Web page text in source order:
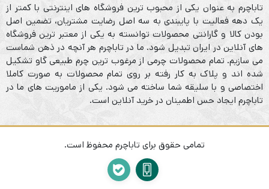
تاباچرم به عنوان یکی از محبوب ترین فروشگاه های اینترنتی با کمتر از
یک دهه فعالیت با پایبندی به سه اصل رضایت مشتریان، تضمین اصل
بودن کالا و گارانتی محصولات توانسته به یکی از معتبر ترین فروشگاه
های آنلاین در ایران تبدیل شود. ما در تاباچرم هر آنچه در ذهن شماست
می سازیم. تمام محصولات چرمی از مرغوب ترین چرم طبیعی گاو تشکیل
شده اند و پلاک به کار رفته بر روی تمام محصولات به صورت کاملا
اختصاصی و با سلیقه شما ساخته می شود. یکی از ماموریت های ما در
تاباچرم ایجاد حس اطمینان در خرید آنلاین است.
تمامی حقوق برای تاباچرم محفوظ است.